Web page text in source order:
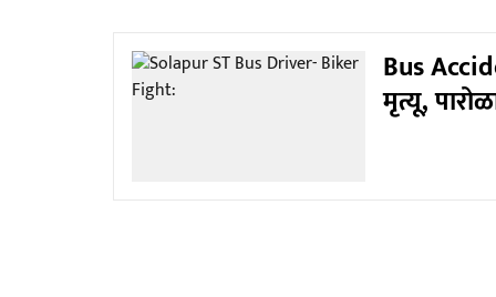
Bus
मृत्यू,